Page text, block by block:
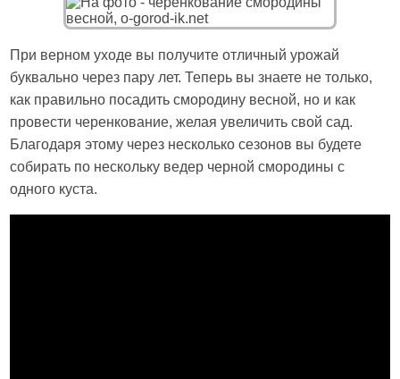
При верном уходе вы получите отличный урожай
буквально через пару лет. Теперь вы знаете не только,
как правильно посадить смородину весной, но и как
провести черенкование, желая увеличить свой сад.
Благодаря этому через несколько сезонов вы будете
собирать по нескольку ведер черной смородины с
одного куста.